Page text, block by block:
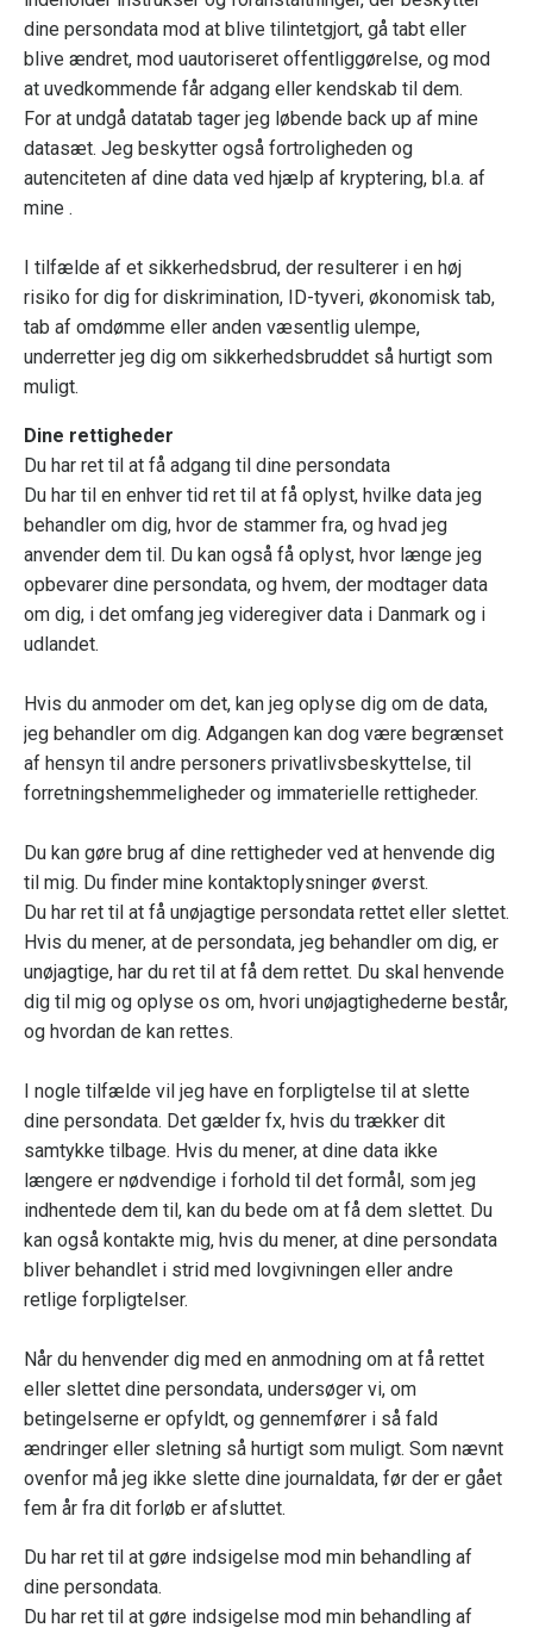
dine persondata mod at blive tilintetgjort, gå tabt eller
blive ændret, mod uautoriseret offentliggørelse, og mod
at uvedkommende får adgang eller kendskab til dem.
For at undgå datatab tager jeg løbende back up af mine
datasæt. Jeg beskytter også fortroligheden og
autenciteten af dine data ved hjælp af kryptering, bl.a. af
mine .
I tilfælde af et sikkerhedsbrud, der resulterer i en høj
risiko for dig for diskrimination, ID-tyveri, økonomisk tab,
tab af omdømme eller anden væsentlig ulempe,
underretter jeg dig om sikkerhedsbruddet så hurtigt som
muligt.
Dine rettigheder
Du har ret til at få adgang til dine persondata
Du har til en enhver tid ret til at få oplyst, hvilke data jeg
behandler om dig, hvor de stammer fra, og hvad jeg
anvender dem til. Du kan også få oplyst, hvor længe jeg
opbevarer dine persondata, og hvem, der modtager data
om dig, i det omfang jeg videregiver data i Danmark og i
udlandet.
Hvis du anmoder om det, kan jeg oplyse dig om de data,
jeg behandler om dig. Adgangen kan dog være begrænset
af hensyn til andre personers privatlivsbeskyttelse, til
forretningshemmeligheder og immaterielle rettigheder.
Du kan gøre brug af dine rettigheder ved at henvende dig
til mig. Du finder mine kontaktoplysninger øverst.
Du har ret til at få unøjagtige persondata rettet eller slettet.
Hvis du mener, at de persondata, jeg behandler om dig, er
unøjagtige, har du ret til at få dem rettet. Du skal henvende
dig til mig og oplyse os om, hvori unøjagtighederne består,
og hvordan de kan rettes.
I nogle tilfælde vil jeg have en forpligtelse til at slette
dine persondata. Det gælder fx, hvis du trækker dit
samtykke tilbage. Hvis du mener, at dine data ikke
længere er nødvendige i forhold til det formål, som jeg
indhentede dem til, kan du bede om at få dem slettet. Du
kan også kontakte mig, hvis du mener, at dine persondata
bliver behandlet i strid med lovgivningen eller andre
retlige forpligtelser.
Når du henvender dig med en anmodning om at få rettet
eller slettet dine persondata, undersøger vi, om
betingelserne er opfyldt, og gennemfører i så fald
ændringer eller sletning så hurtigt som muligt. Som nævnt
ovenfor må jeg ikke slette dine journaldata, før der er gået
fem år fra dit forløb er afsluttet.
Du har ret til at gøre indsigelse mod min behandling af
dine persondata.
Du har ret til at gøre indsigelse mod min behandling af